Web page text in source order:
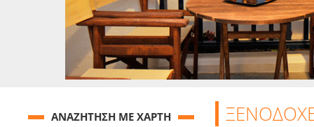
ΑΝΑΖΗΤΗΣΗ ΜΕ ΧΑΡΤΗ